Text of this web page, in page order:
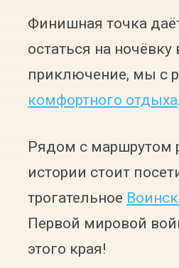
Финишная точка
остаться на
приключение, мы с
комфортного отдыха.
Рядом с маршрутом
истории стоит
трогательное
Первой мировой
этого края!